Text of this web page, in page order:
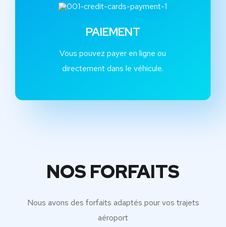
PAIEMENT
Vous pouvez payer en ligne ou
directement dans le véhicule.
NOS FORFAITS
Nous avons des forfaits adaptés pour vos trajets
aéroport